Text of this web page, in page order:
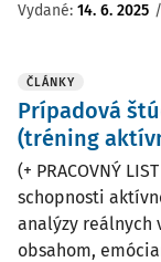
Vydané: 14. 6. 2025 /
ČLÁNKY
Prípadová
(tréning
(+ PRACOVNÝ
schopnosti
analýzy reálnych
obsahom,